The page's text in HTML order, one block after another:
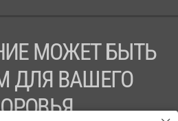
МОЖЕТ БЫТЬ
ДЛЯ ВАШЕГО